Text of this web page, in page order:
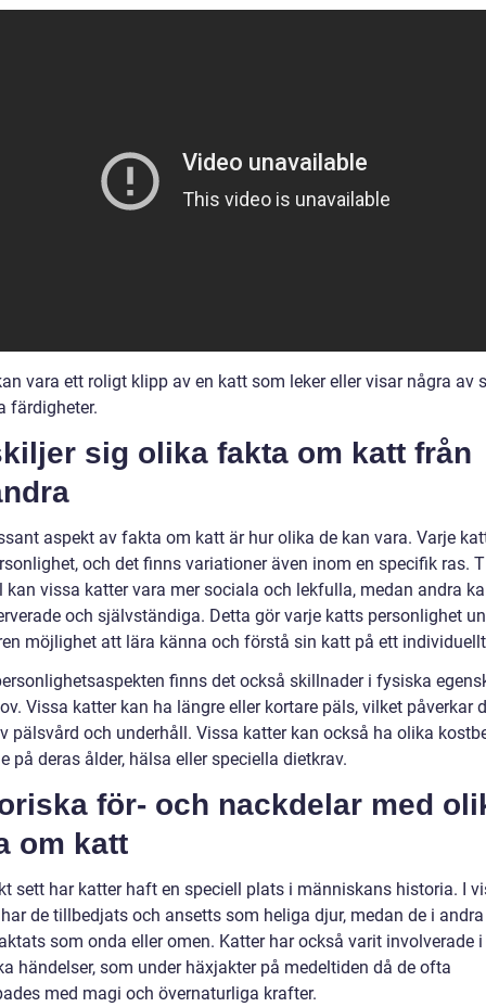
vara ett roligt klipp av en katt som leker eller visar några av
färdigheter.
sig olika fakta om katt från
aspekt av fakta om katt är hur olika de kan vara. Varje
och det finns variationer även inom en specifik ras.
kan vissa katter vara mer sociala och lekfulla, medan andra
och självständiga. Detta gör varje katts personlighet
möjlighet att lära känna och förstå sin katt på ett
finns det också skillnader i fysiska
Vissa katter kan ha längre eller kortare päls, vilket påverkar
pälsvård och underhåll. Vissa katter kan också ha olika
på deras ålder, hälsa eller speciella dietkrav.
för- och nackdelar med
om katt
sett har katter haft en speciell plats i människans historia. I
de tillbedjats och ansetts som heliga djur, medan de i
som onda eller omen. Katter har också varit involverade
händelser, som under häxjakter på medeltiden då de ofta
med magi och övernaturliga krafter.